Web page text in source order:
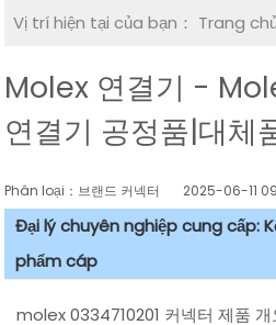
Vị trí hiện tại của bạn： Trang
Molex 연결기 -
연결기 공정품|대체
Phân loại：브랜드 커넥터 2025-06-11
Đại lý chuyên nghiệp cung cấp:
phẩm cáp
molex 0334710201 커넥터 제품 개